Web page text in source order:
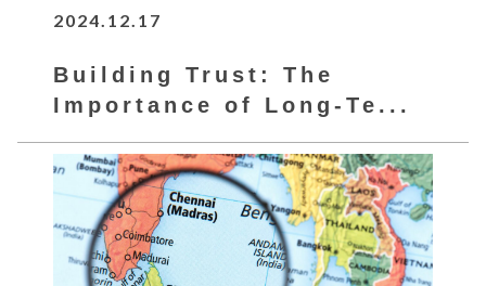
2024.12.17
Building Trust: The
Importance of Long-Te...